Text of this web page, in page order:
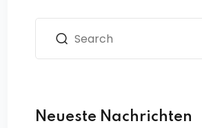
Neueste Nachrichten